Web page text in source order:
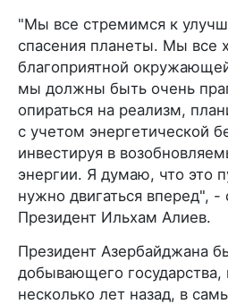
"Мы все стремимся к
спасения планеты. Мы все
благоприятной
мы должны быть очень
опираться на реализм,
с учетом энергетической
инвестируя в
энергии. Я думаю, что это
нужно двигаться вперед", -
Президент Ильхам Алиев.
Президент Азербайджана
добывающего
несколько лет назад, в